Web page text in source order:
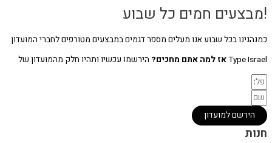
!מבצעים חמים כל שבוע
כמנהגינו בכל שבוע אנו מעלים מספר דגמים במבצעים מטורפים לחברי המועדון
Type Israelאז למה אתם מחכים? הירשמו עכשיו ותהיו חלק מהמועדון של
הירשם למועדון
חנות